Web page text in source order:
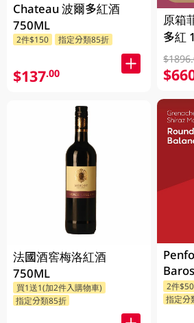
Chateau 波爾多紅酒
750ML
2件$150 指定分類85折
$137.00
法國酒窖梅洛紅酒
750ML
買1送1(加2件入購物車)
指定分類85折
原箱
多紅
2件
指定分